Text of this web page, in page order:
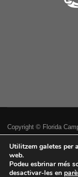
Copyright © Florida
Política de
Avís legal
Utilitzem galetes per
web.
Podeu esbrinar més
desactivar-les en